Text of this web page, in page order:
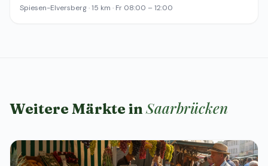
Spiesen-Elversberg · 15 km · Fr 08:00 – 12:00
Weitere Märkte inSaarbrücken